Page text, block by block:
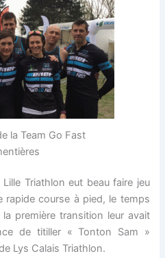
la Team Go Fast
Triathlon eut beau faire jeu
rapide course à pied, le temps
première transition leur avait
de titiller « Tonton Sam »
Lys Calais Triathlon.